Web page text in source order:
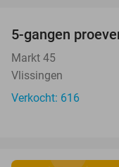
5-gangen
Markt 45
Vlissingen
Verkocht: 616